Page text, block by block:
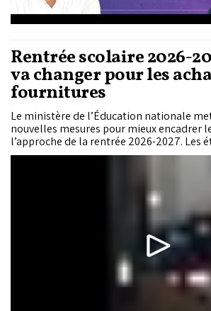
Rentrée scolaire 2026-
va changer pour les
fournitures
Le ministère de l’Éducation nationale
nouvelles mesures pour mieux encadrer
l’approche de la rentrée 2026-2027. Les
devront communiquer aux familles, avant